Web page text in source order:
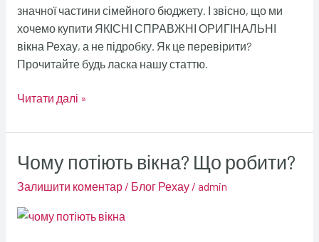
значної частини сімейного бюджету. І звісно, що ми
хочемо купити ЯКІСНІ СПРАВЖНІ ОРИГІНАЛЬНІ
вікна Рехау, а не підробку. Як це перевірити?
Прочитайте будь ласка нашу статтю.
Читати далі »
Чому потіють вікна? Що робити?
Залишити коментар / Блог Рехау/ admin
Чому
потіють
вікна?
Що